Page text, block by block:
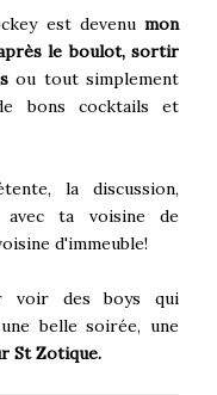
est devenu mon
le boulot, sortir
ou tout simplement
bons cocktails et
la discussion,
avec ta voisine de
d'immeuble!
voir des boys qui
belle soirée, une
St Zotique.